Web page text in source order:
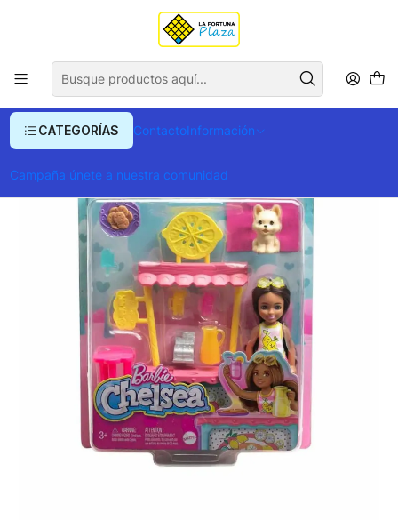
CATEGORÍAS ContactoInformación
Campaña únete a nuestra comunidad
Envío gratis para compras superiores a $ 400.000
Muñecas y Bebotes
Set de Juego Barbie Chelsea Puesto de Limonada